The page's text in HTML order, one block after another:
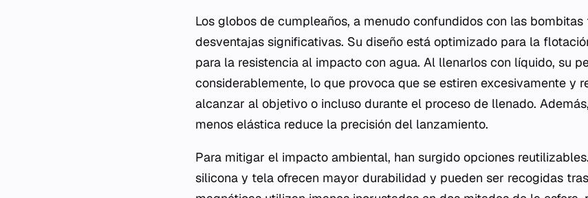
Los globos de cumpleaños, a menudo confundidos con las
desventajas significativas. Su diseño está optimizado para la
para la resistencia al impacto con agua. Al llenarlos con líquido, su
considerablemente, lo que provoca que se estiren excesivamente y
alcanzar al objetivo o incluso durante el proceso de llenado.
menos elástica reduce la precisión del lanzamiento.
Para mitigar el impacto ambiental, han surgido opciones
silicona y tela ofrecen mayor durabilidad y pueden ser recogidas